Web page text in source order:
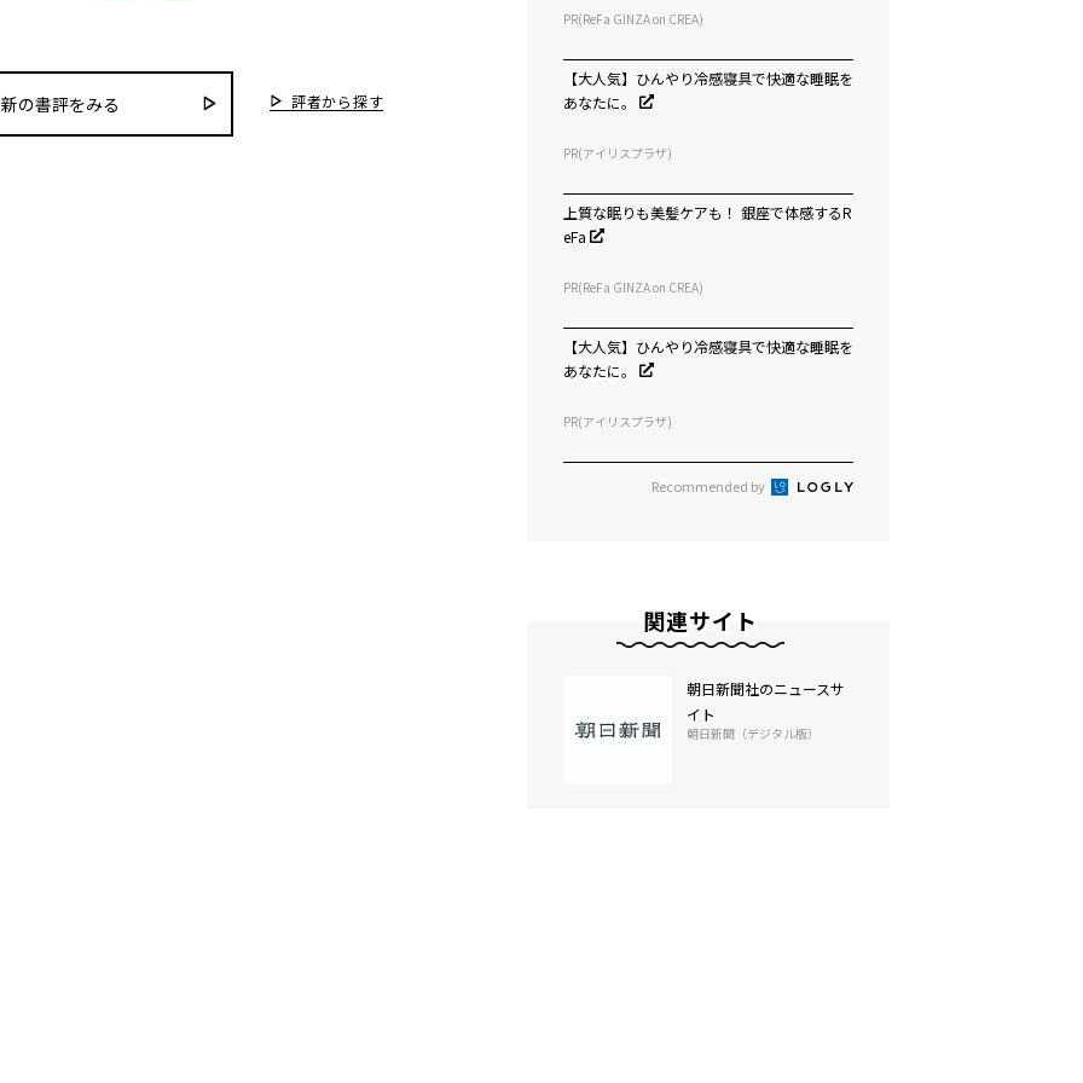
の書評をみる 評者から探す
PR(ReFa GINZA on CREA)
【大人気】ひんやり冷感寝具で快適な睡眠を
あなたに。
PR(アイリスプラザ)
上質な眠りも美髪ケアも！ 銀座で体感するR
eFa
PR(ReFa GINZA on CREA)
【大人気】ひんやり冷感寝具で快適な睡眠を
あなたに。
PR(アイリスプラザ)
Recommended by
関連サイト
朝日新聞社のニュースサ
イト
朝日新聞（デジタル版）